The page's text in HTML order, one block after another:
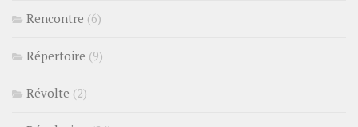
Rencontre (6)
Répertoire (9)
Révolte (2)